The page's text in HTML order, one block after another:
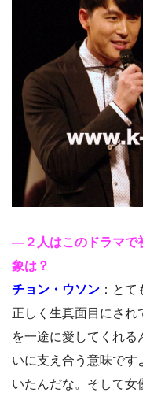
―２人はこのドラマで
象は？
チョン・ウソン ：と
正しく生真面目にさ
を一途に愛してくれ
いに支え合う意味です
いたんだな。そして